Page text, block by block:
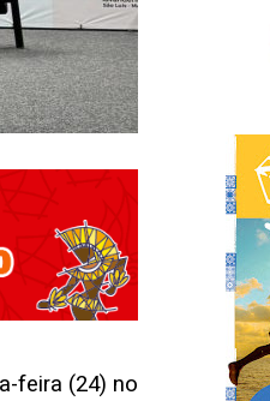
feira (24) no